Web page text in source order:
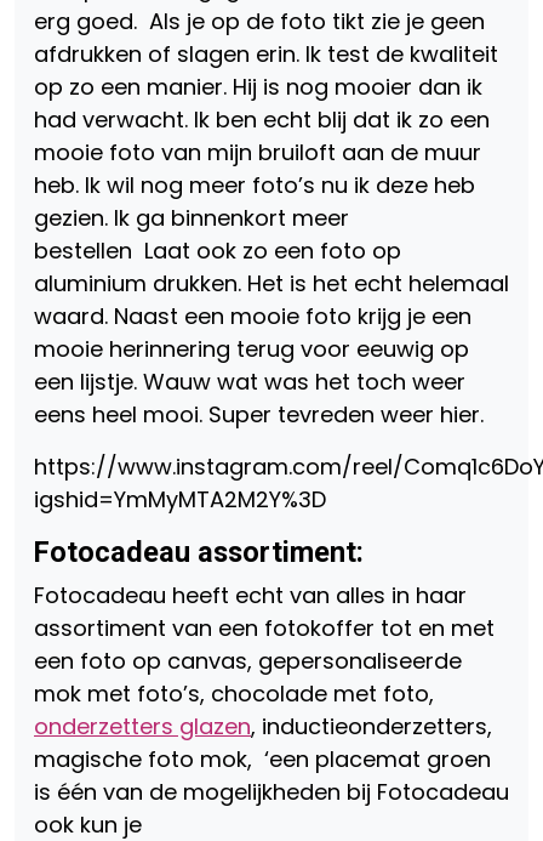
erg goed. Als je op de foto tikt zie je geen
afdrukken of slagen erin. Ik test de kwaliteit
op zo een manier. Hij is nog mooier dan ik
had verwacht. Ik ben echt blij dat ik zo een
mooie foto van mijn bruiloft aan de muur
heb. Ik wil nog meer foto’s nu ik deze heb
gezien. Ik ga binnenkort meer
bestellen Laat ook zo een foto op
aluminium drukken. Het is het echt helemaal
waard. Naast een mooie foto krijg je een
mooie herinnering terug voor eeuwig op
een lijstje. Wauw wat was het toch weer
eens heel mooi. Super tevreden weer hier.
https://www.instagram.com/reel/
igshid=YmMyMTA2M2Y%3D
Fotocadeau assortiment:
Fotocadeau heeft echt van alles in haar
assortiment van een fotokoffer tot en met
een foto op canvas, gepersonaliseerde
mok met foto’s, chocolade met foto,
onderzetters glazen, inductieonderzetters,
magische foto mok, ‘een placemat groen
is één van de mogelijkheden bij Fotocadeau
ook kun je